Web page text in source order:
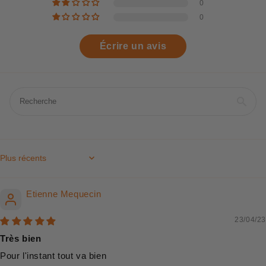
0
0
Écrire un avis
Sort by
Etienne Mequecin
23/04/23
Très bien
Pour l'instant tout va bien